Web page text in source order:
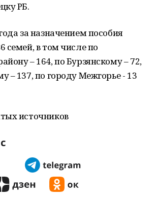
РБ.
за назначением пособия
семей, в том числе по
– 164, по Бурзянскому – 72,
– 137, по городу Межгорье - 13
источников